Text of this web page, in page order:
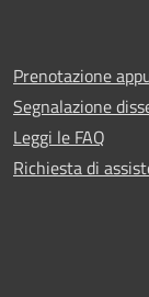
Prenotazione
Segnalazione
Leggi le FAQ
Richiesta di